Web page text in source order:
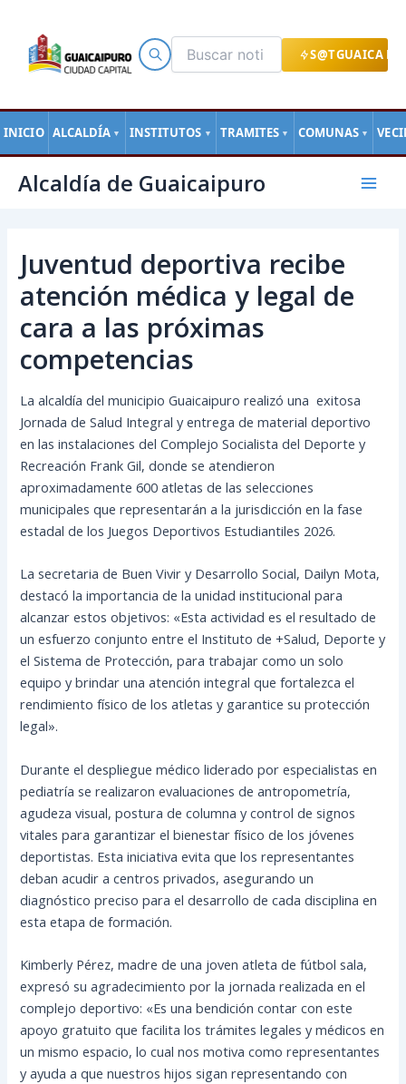
S@TGUAICA
INICIO ALCALDÍA ▼ INSTITUTOS ▼ TRAMITES ▼ COMUNAS ▼
contenido
Alcaldía de Guaicaipuro
Main
Juventud deportiva recibe
atención médica y legal de
cara a las próximas
competencias
La alcaldía del municipio Guaicaipuro realizó una exitosa
Jornada de Salud Integral y entrega de material deportivo
en las instalaciones del Complejo Socialista del Deporte y
Recreación Frank Gil, donde se atendieron
aproximadamente 600 atletas de las selecciones
municipales que representarán a la jurisdicción en la fase
estadal de los Juegos Deportivos Estudiantiles 2026.
La secretaria de Buen Vivir y Desarrollo Social, Dailyn Mota,
destacó la importancia de la unidad institucional para
alcanzar estos objetivos: «Esta actividad es el resultado de
un esfuerzo conjunto entre el Instituto de +Salud, Deporte y
el Sistema de Protección, para trabajar como un solo
equipo y brindar una atención integral que fortalezca el
rendimiento físico de los atletas y garantice su protección
legal».
Durante el despliegue médico liderado por especialistas en
pediatría se realizaron evaluaciones de antropometría,
agudeza visual, postura de columna y control de signos
vitales para garantizar el bienestar físico de los jóvenes
deportistas. Esta iniciativa evita que los representantes
deban acudir a centros privados, asegurando un
diagnóstico preciso para el desarrollo de cada disciplina en
esta etapa de formación.
Kimberly Pérez, madre de una joven atleta de fútbol sala,
expresó su agradecimiento por la jornada realizada en el
complejo deportivo: «Es una bendición contar con este
apoyo gratuito que facilita los trámites legales y médicos en
un mismo espacio, lo cual nos motiva como representantes
y ayuda a que nuestros hijos sigan representando con
de